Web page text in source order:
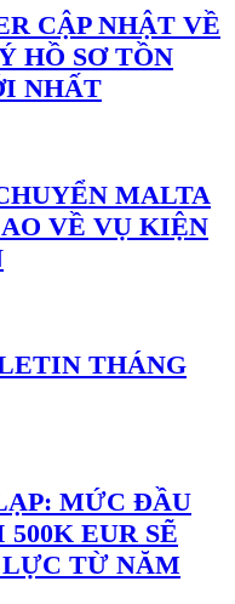
CẬP NHẬT VỀ
HỒ SƠ TỒN
NHẤT
MALTA
VỀ VỤ KIỆN
THÁNG
MỨC ĐẦU
EUR SẼ
TỪ NĂM